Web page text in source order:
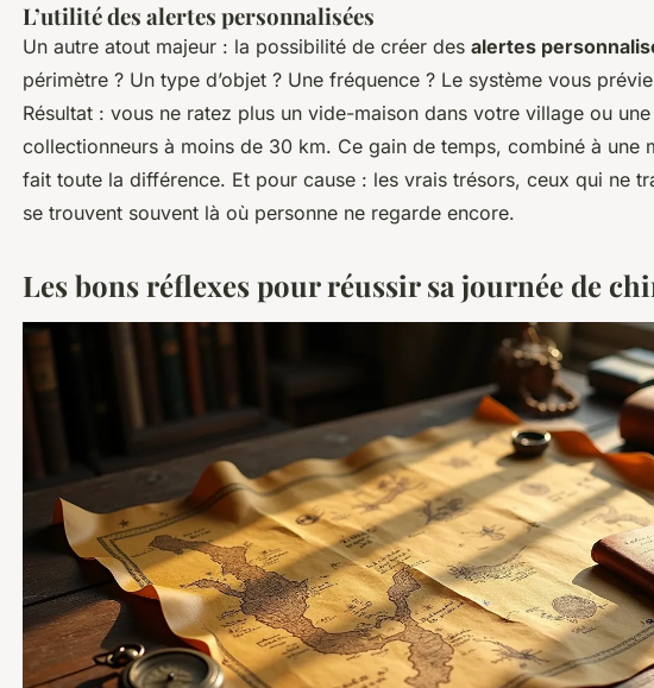
L’utilité des alertes personnalisées
Un autre atout majeur : la possibilité de créer des alertes
périmètre ? Un type d’objet ? Une fréquence ? Le système vous
Résultat : vous ne ratez plus un vide-maison dans votre village ou
collectionneurs à moins de 30 km. Ce gain de temps, combiné à une
fait toute la différence. Et pour cause : les vrais trésors, ceux qui ne
se trouvent souvent là où personne ne regarde encore.
Les bons réflexes pour réussir sa journée de